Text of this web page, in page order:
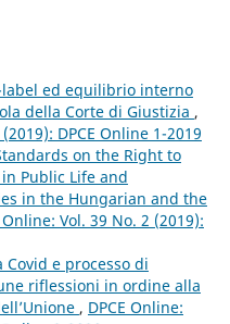
label ed equilibrio interno
della Corte di Giustizia ,
DPCE Online 1-2019
on the Right to
Public Life and
in the Hungarian and the
Online: Vol. 39 No. 2 (2019):
Covid e processo di
riflessioni in ordine alla
, DPCE Online: